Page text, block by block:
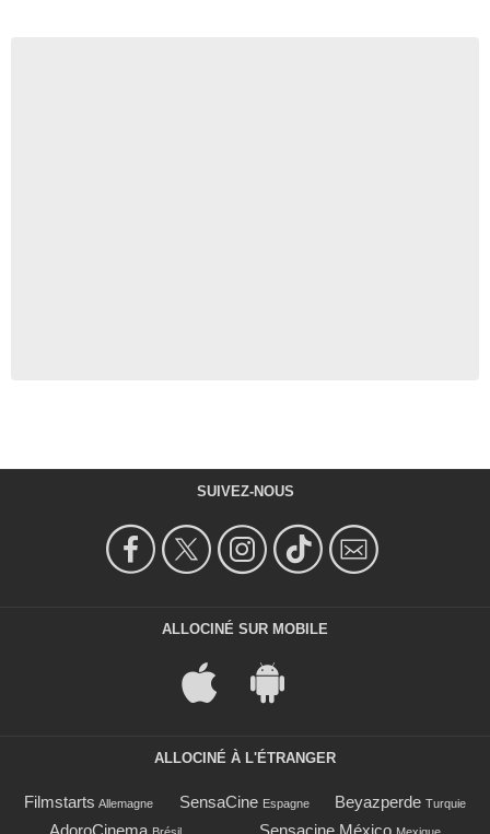
SUIVEZ-NOUS
ALLOCINÉ SUR MOBILE
ALLOCINÉ À L'ÉTRANGER
Filmstarts Allemagne SensaCine Espagne Beyazperde Turquie
AdoroCinema Sensacine México